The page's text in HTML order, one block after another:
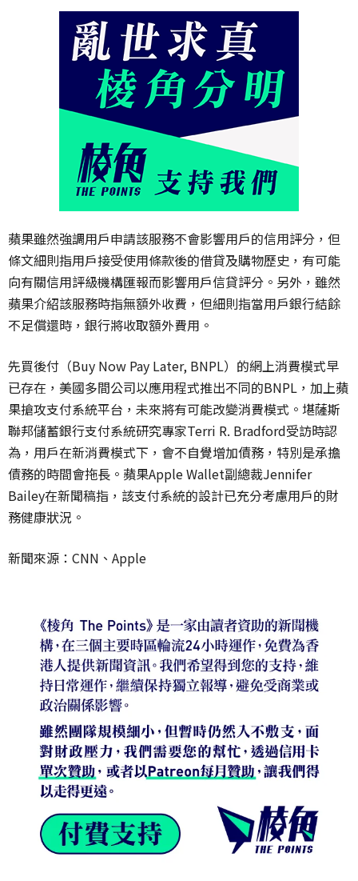
蘋果雖然強調用戶申請該服務不會影響用戶的信用評分，但
條文細則指用戶接受使用條款後的借貸及購物歷史，有可能
向有關信用評級機構匯報而影響用戶信貸評分。另外，雖然
蘋果介紹該服務時指無額外收費，但細則指當用戶銀行結餘
不足償還時，銀行將收取額外費用。
先買後付（Buy Now Pay Later, BNPL）的網上消費模式早
已存在，美國多間公司以應用程式推出不同的BNPL ，加上蘋
果搶攻支付系統平台，未來將有可能改變消費模式。堪薩斯
聯邦儲蓄銀行支付系統研究專家Terri R. Bradford受訪時認
為，用戶在新消費模式下，會不自覺增加債務，特別是承擔
債務的時間會拖長。蘋果Apple Wallet副總裁Jennifer
Bailey在新聞稿指，該支付系統的設計已充分考慮用戶的財
務健康狀況。
新聞來源： CNN 、 Apple